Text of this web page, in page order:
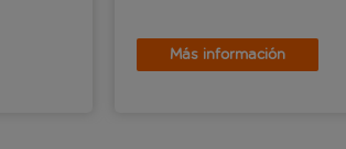
Más información